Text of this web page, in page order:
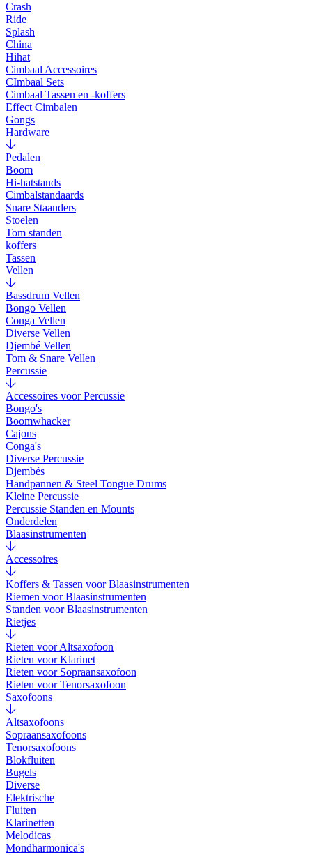
Crash
Ride
Splash
China
Hihat
Cimbaal Accessoires
CImbaal Sets
Cimbaal Tassen en -koffers
Effect Cimbalen
Gongs
Hardware
Pedalen
Boom
Hi-hatstands
Cimbalstandaards
Snare Staanders
Stoelen
Tom standen
koffers
Tassen
Vellen
Bassdrum Vellen
Bongo Vellen
Conga Vellen
Diverse Vellen
Djembé Vellen
Tom & Snare Vellen
Percussie
Accessoires voor Percussie
Bongo's
Boomwhacker
Cajons
Conga's
Diverse Percussie
Djembés
Handpannen & Steel Tongue Drums
Kleine Percussie
Percussie Standen en Mounts
Onderdelen
Blaasinstrumenten
Accessoires
Koffers & Tassen voor Blaasinstrumenten
Riemen voor Blaasinstrumenten
Standen voor Blaasinstrumenten
Rietjes
Rieten voor Altsaxofoon
Rieten voor Klarinet
Rieten voor Sopraansaxofoon
Rieten voor Tenorsaxofoon
Saxofoons
Altsaxofoons
Sopraansaxofoons
Tenorsaxofoons
Blokfluiten
Bugels
Diverse
Elektrische
Fluiten
Klarinetten
Melodicas
Mondharmonica's